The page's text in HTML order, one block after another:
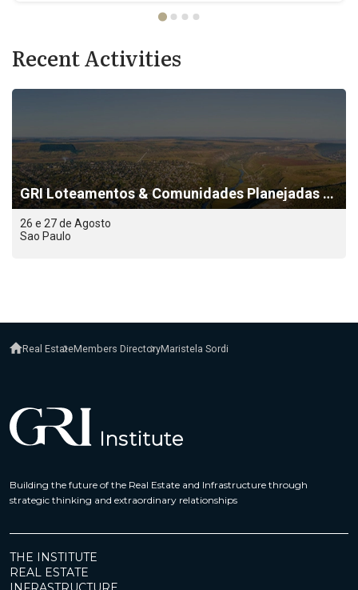
Recent Activities
GRI Loteamentos & Comunidades Planejadas 2026
26 e 27 de Agosto
Sao Paulo
Real EstateMembers DirectoryMaristela Sordi
Building the future of the Real Estate and Infrastructure through
strategic thinking and extraordinary relationships
THE INSTITUTE
REAL ESTATE